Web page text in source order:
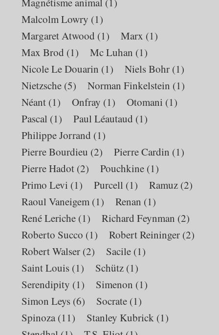
Malcolm Lowry (1)
Margaret Atwood (1) Marx (1)
Max Brod (1) Mc Luhan (1)
Nicole Le Douarin (1) Niels Bohr (1)
Nietzsche (5) Norman Finkelstein (1)
Néant (1) Onfray (1) Otomani (1)
Pascal (1) Paul Léautaud (1)
Philippe Jorrand (1)
Pierre Bourdieu (2) Pierre Cardin (1)
Pierre Hadot (2) Pouchkine (1)
Primo Levi (1) Purcell (1) Ramuz (2)
Raoul Vaneigem (1) Renan (1)
René Leriche (1) Richard Feynman (2)
Roberto Succo (1) Robert Reininger (2)
Robert Walser (2) Sacile (1)
Saint Louis (1) Schütz (1)
Serendipity (1) Simenon (1)
Simon Leys (6) Socrate (1)
Spinoza (11) Stanley Kubrick (1)